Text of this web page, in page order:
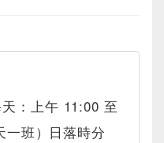
天：上午 11:00 至
一班）日落時分